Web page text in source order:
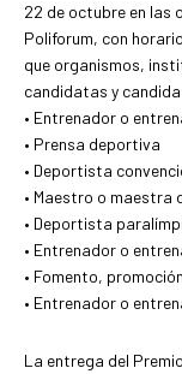
22 de octubre en las
Poliforum, con
que organismos,
candidatas y
• Entrenador o
• Prensa deportiva
• Deportista
• Maestro o maestra
• Deportista
• Entrenador o
• Fomento,
• Entrenador o
La entrega del